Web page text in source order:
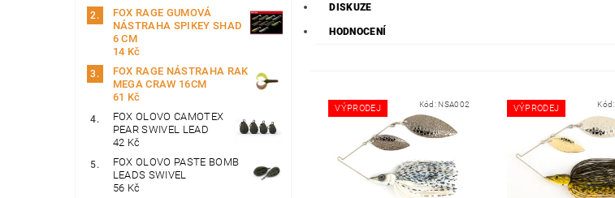
FOX RAGE GUMOVÁ
NÁSTRAHA SPIKEY SHAD
6 CM
14 Kč
FOX RAGE NÁSTRAHA RAK
MEGA CRAW 16CM
61 Kč
FOX OLOVO CAMOTEX
PEAR SWIVEL LEAD
42 Kč
FOX OLOVO PASTE BOMB
LEADS SWIVEL
56 Kč
DISKUZE
HODNOCENÍ
VÝPRODEJ Kód: NSA002 VÝPRODEJ Kód: